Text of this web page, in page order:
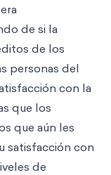
de si la
de los
personas del
con la
que los
que aún les
satisfacción con
de